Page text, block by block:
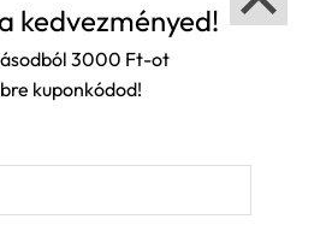
kedvezményed!
3000 Ft-ot
kuponkódod!